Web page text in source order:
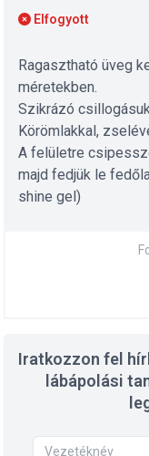
Elfogyott
Ragasztható üveg
méretekben.
Szikrázó
Körömlakkal,
A felületre
majd fedjük le
shine gel)
Iratkozzon fel
lábápolási